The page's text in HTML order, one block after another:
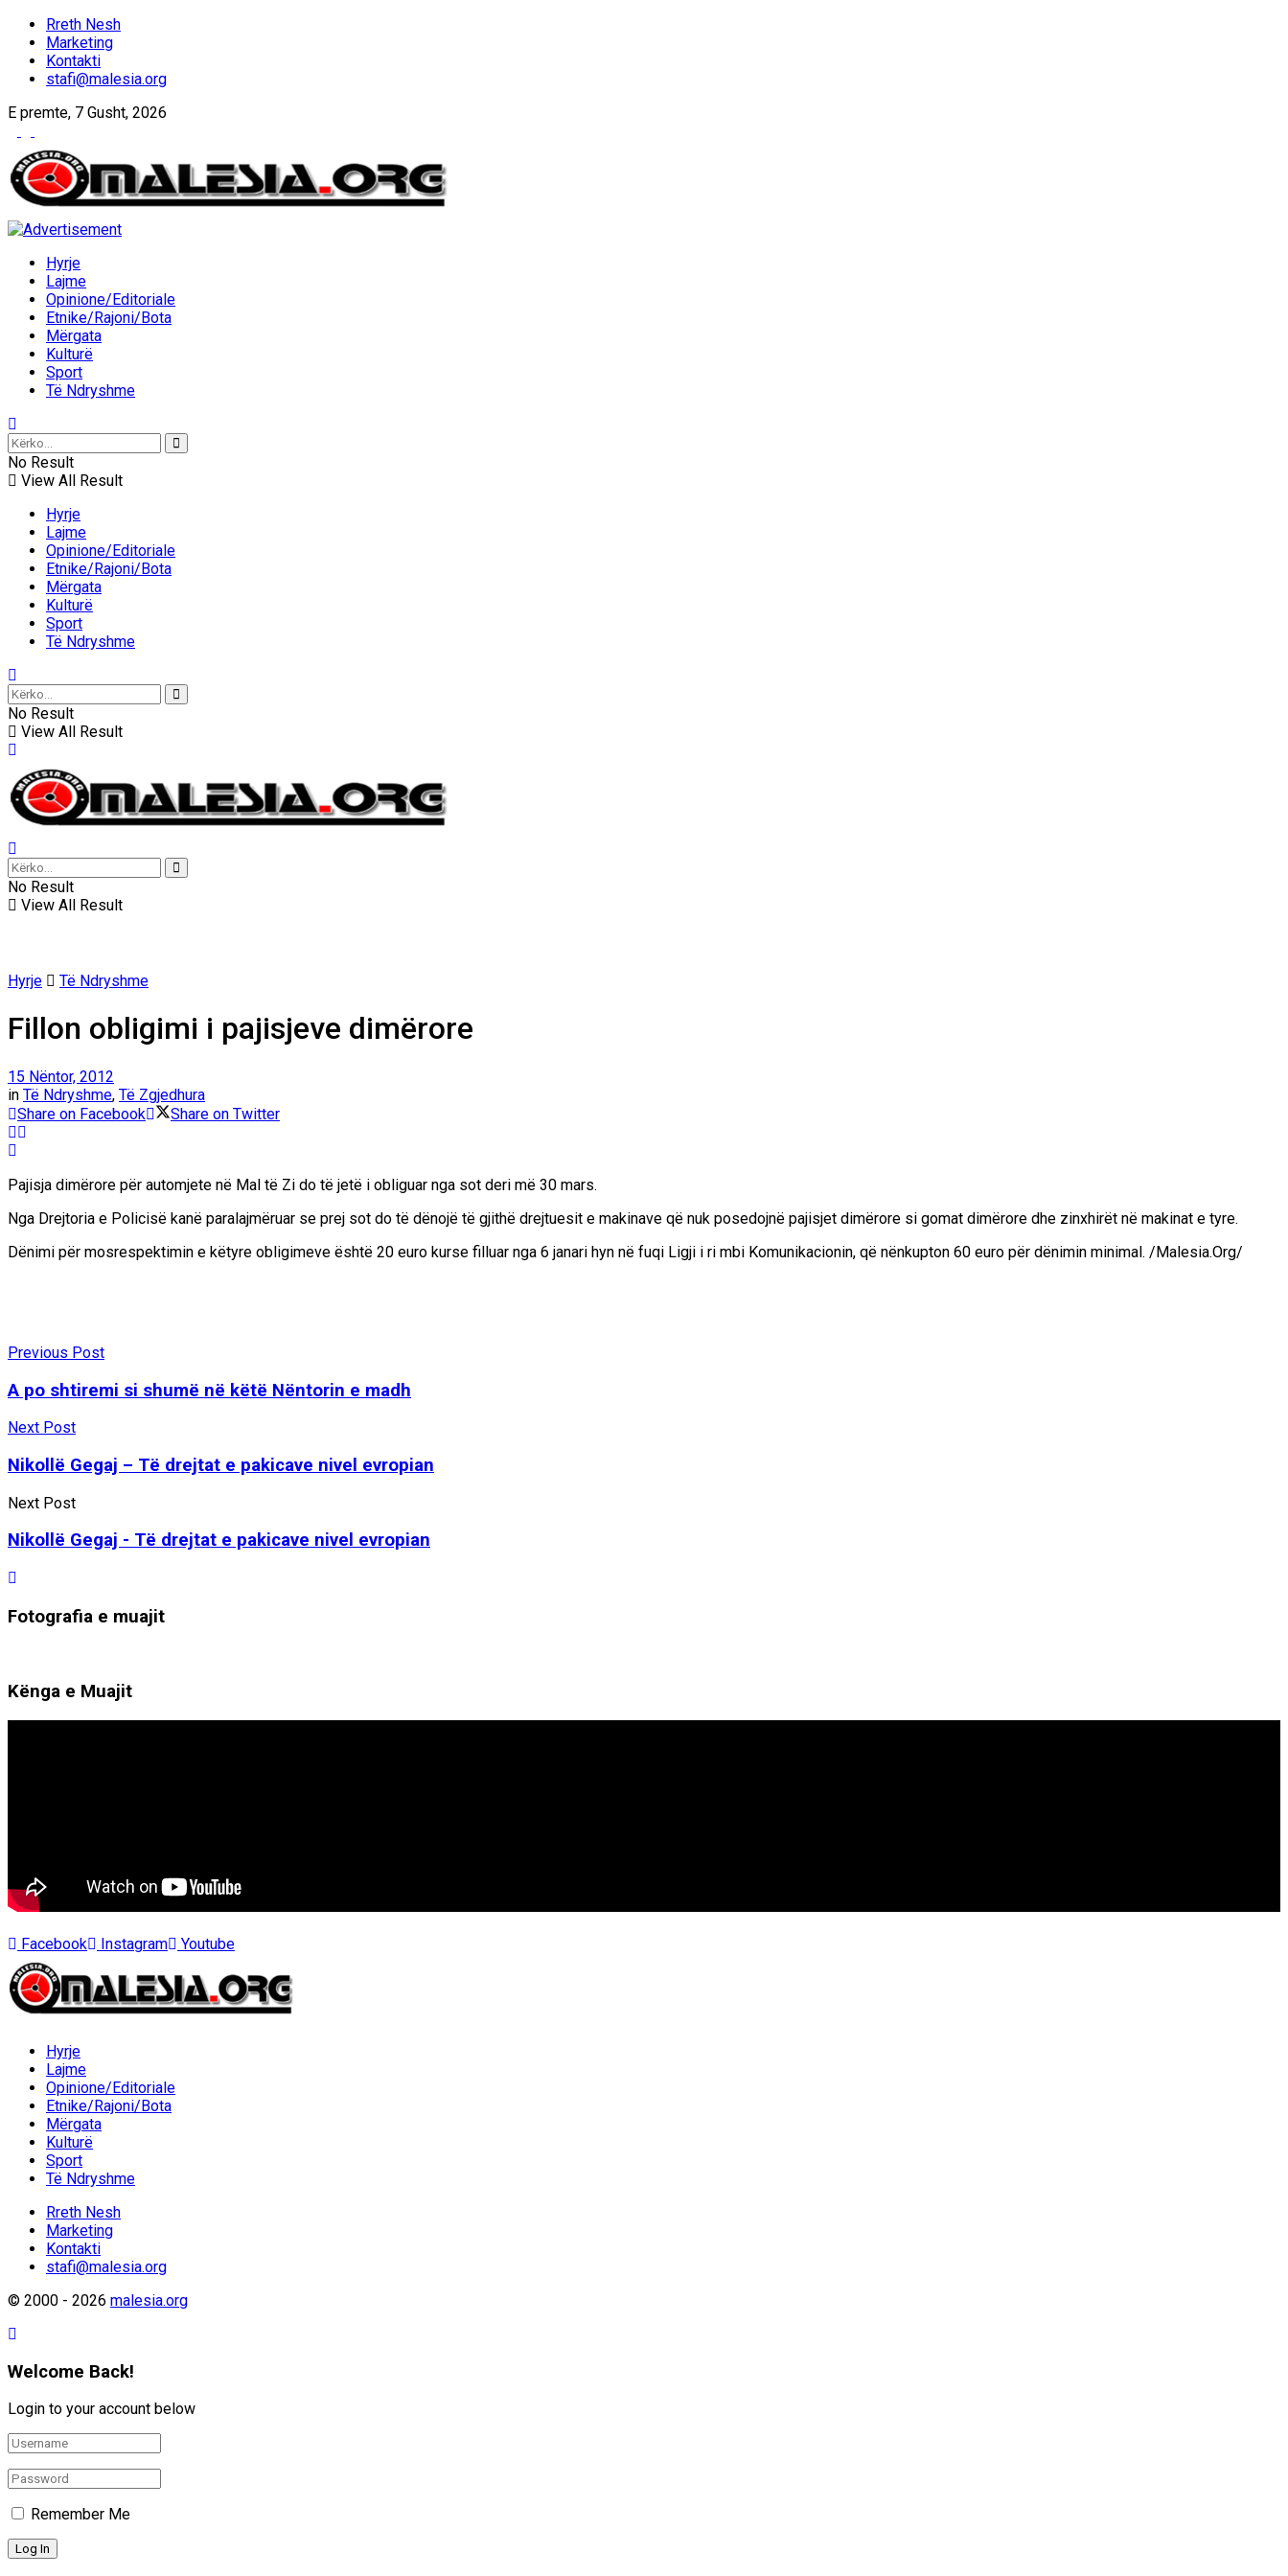
Rreth Nesh
Marketing
Kontakti
stafi@malesia.org
E premte, 7 Gusht, 2026
Hyrje
Lajme
Opinione/Editoriale
Etnike/Rajoni/Bota
Mërgata
Kulturë
Sport
Të Ndryshme
No Result
View All Result
Hyrje
Lajme
Opinione/Editoriale
Etnike/Rajoni/Bota
Mërgata
Kulturë
Sport
Të Ndryshme
No Result
View All Result
No Result
View All Result
Hyrje Të Ndryshme
Fillon obligimi i pajisjeve dimërore
15 Nëntor, 2012
in Të Ndryshme, Të Zgjedhura
Share on Facebook
Share on Twitter
Pajisja dimërore për automjete në Mal të Zi do të jetë i obliguar nga sot deri më 30 mars.
Nga Drejtoria e Policisë kanë paralajmëruar se prej sot do të dënojë të gjithë drejtuesit e makinave që nuk posedojnë pajisjet dimërore si gomat dimërore dhe zinxhirët në makinat e tyre.
Dënimi për mosrespektimin e këtyre obligimeve është 20 euro kurse filluar nga 6 janari hyn në fuqi Ligji i ri mbi Komunikacionin, që nënkupton 60 euro për dënimin minimal. /Malesia.Org/
Previous Post
A po shtiremi si shumë në këtë Nëntorin e madh
Next Post
Nikollë Gegaj – Të drejtat e pakicave nivel evropian
Next Post
Nikollë Gegaj - Të drejtat e pakicave nivel evropian
Fotografia e muajit
Kënga e Muajit
Facebook Instagram Youtube
Hyrje
Lajme
Opinione/Editoriale
Etnike/Rajoni/Bota
Mërgata
Kulturë
Sport
Të Ndryshme
Rreth Nesh
Marketing
Kontakti
stafi@malesia.org
© 2000 - 2026 malesia.org
Welcome Back!
Login to your account below
Remember Me